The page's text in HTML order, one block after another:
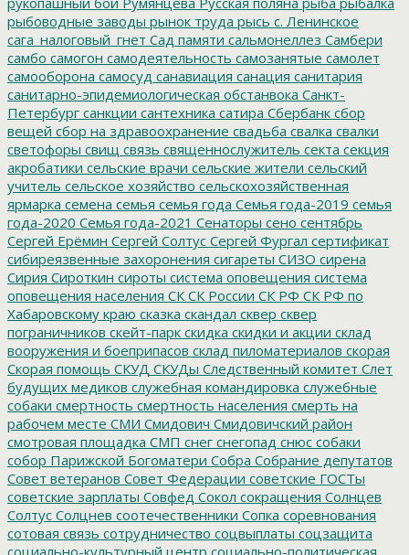
рыбоводные заводы рынок труда рысь с. Ленинское
сага_налоговый_гнет Сад памяти сальмонеллез Самбери
самбо самогон самодеятельность самозанятые самолет
самооборона самосуд санавиация санация санитария
санитарно-эпидемиологическая обстанвока Санкт-
Петербург санкции сантехника сатира Сбербанк сбор
вещей сбор на здравоохранение свадьба свалка свалки
светофоры свищ связь священнослужитель секта секция
акробатики сельские врачи сельские жители сельский
учитель сельское хозяйство сельскохозяйственная
ярмарка семена семья семья года Семья года-2019 семья
года-2020 Семья года-2021 Сенаторы сено сентябрь
Сергей Ерёмин Сергей Солтус Сергей Фургал сертификат
сибиреязвенные захоронения сигареты СИЗО сирена
Сирия Сироткин сироты система оповещения система
оповещения населения СКСК России СК РФ СК РФ по
Хабаровскому краю сказка скандал сквер сквер
пограничников скейт-парк скидка скидки и акции склад
вооружения и боеприпасов склад пиломатериалов скорая
Скорая помощь СКУД СКУДы Следственный комитет Слет
будущих медиков служебная командировка служебные
собаки смертность смертность населения смерть на
рабочем месте СМИ Смидович Смидовичский район
смотровая площадка СМП снег снегопад снюс собаки
собор Парижской Богоматери Собра Собрание депутатов
Совет ветеранов Совет Федерации советские ГОСТы
советские зарплаты Совфед Сокол сокращения Солнцев
Солтус Солцнев соотечественники Сопка соревнования
сотовая связь сотрудничество соцвыплаты соцзащита